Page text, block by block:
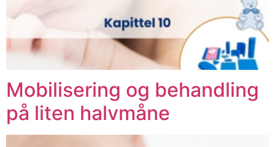
Mobilisering og behandling
på liten halvmåne